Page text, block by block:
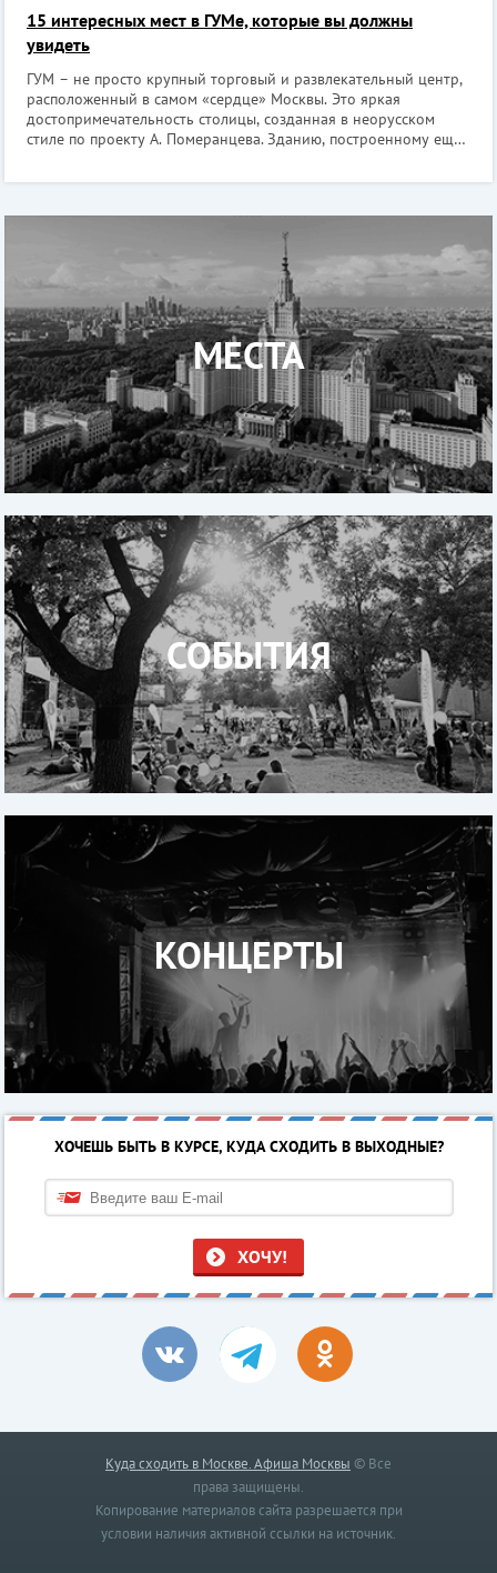
15 интересных мест в ГУМе, которые вы должны
увидеть
ГУМ – не просто крупный торговый и развлекательный центр,
расположенный в самом «сердце» Москвы. Это яркая
достопримечательность столицы, созданная в неорусском
стиле по проекту А. Померанцева. Зданию, построенному еще
облик и не растерять ду
МЕСТА
СОБЫТИЯ
КОНЦЕРТЫ
ХОЧЕШЬ БЫТЬ В КУРСЕ, КУДА СХОДИТЬ В ВЫХОДНЫЕ?
ХОЧУ!
Куда сходить в Москве. Афиша Москвы © Все
права защищены.
Копирование материалов сайта разрешается при
условии наличия активной ссылки на источник.